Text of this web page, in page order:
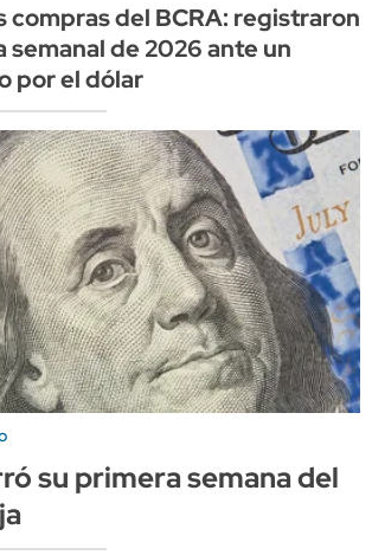
compras del BCRA: registraron
semanal de 2026 ante un
por el dólar
su primera semana del